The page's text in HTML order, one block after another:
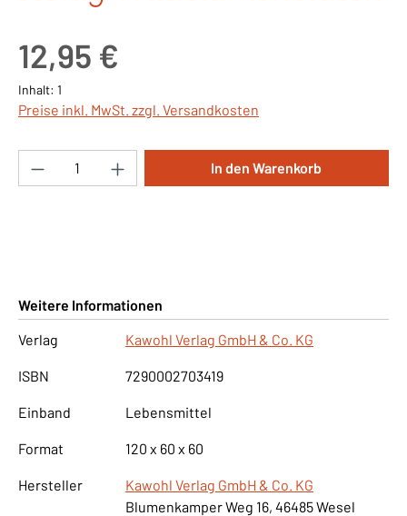
12,95 €
Inhalt: 1
Preise inkl. MwSt. zzgl. Versandkosten
Produkt Anzahl: Gib den gewünschten
In den Warenkorb
Weitere Informationen
Verlag
Kawohl Verlag GmbH & Co. KG
ISBN 7290002703419
Einband Lebensmittel
Format 120 x 60 x 60
Hersteller
Kawohl Verlag GmbH & Co. KG
Blumenkamper Weg 16, 46485 Wesel